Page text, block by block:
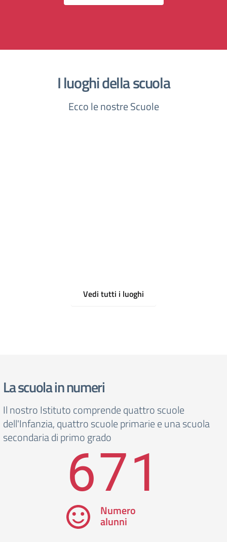
I luoghi della scuola
Ecco le nostre Scuole
Vedi tutti i luoghi
La scuola in numeri
Il nostro Istituto comprende quattro scuole
dell'Infanzia, quattro scuole primarie e una scuola
secondaria di primo grado
671
Numero
alunni